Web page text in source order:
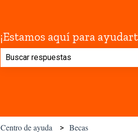
¡Estamos aquí para
Centro de ayuda Becas